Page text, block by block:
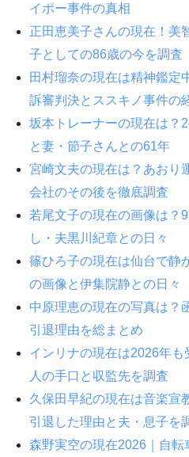
イポー事件の真相
正田恵美子さんの現在！美
子としての86歳の今を調査
田村瑠奈の現在は精神鑑定
訴審判決とススキノ事件の
坂本トレーナーの現在は？
と妻・節子さんとの61年
宮崎文夫の現在は？あおり
会社のその後を徹底調査
若尾文子の現在の画像は？
し・夫黒川紀章との日々
篠ひろ子の現在は仙台で静
の画像と伊集院静との日々
中原理恵の現在の写真は？
引退理由を総まとめ
インリナの現在は2026年
人の手口と収監先を調査
久保田早紀の現在は音楽宣
引退した理由と夫・息子を
森野実空の現在2026｜自